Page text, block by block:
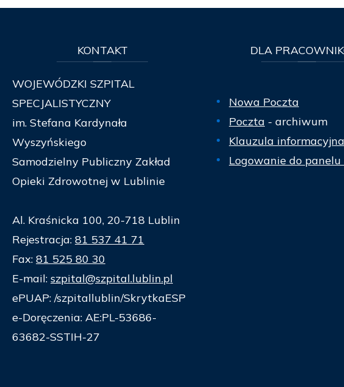
KONTAKT
WOJEWÓDZKI SZPITAL
SPECJALISTYCZNY
im. Stefana Kardynała
Wyszyńskiego
Samodzielny Publiczny Zakład
Opieki Zdrowotnej w Lublinie
Al. Kraśnicka 100, 20-718 Lublin
Rejestracja: 81 537 41 71
Fax: 81 525 80 30
E-mail: szpital@szpital.lublin.pl
ePUAP: /szpitallublin/SkrytkaESP
e-Doręczenia: AE:PL-53686-
63682-SSTIH-27
DLA
Nowa Poczta
Poczta - archiwum
Klauzula
Logowanie do